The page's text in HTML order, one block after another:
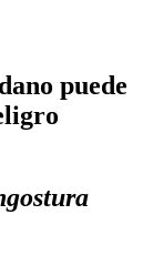
puede